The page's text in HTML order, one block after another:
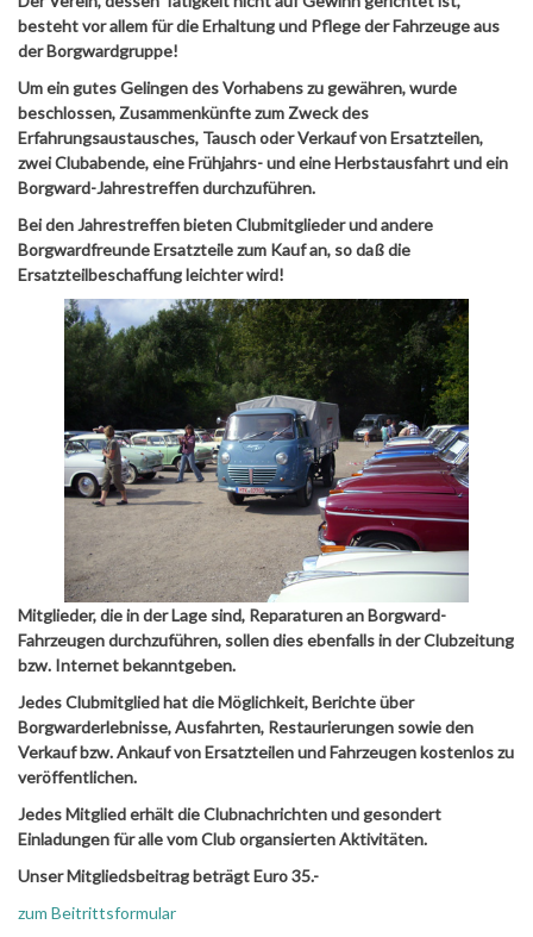
besteht vor allem für die Erhaltung und Pflege der Fahrzeuge aus
der Borgwardgruppe!
Um ein gutes Gelingen des Vorhabens zu gewähren, wurde
beschlossen, Zusammenkünfte zum Zweck des
Erfahrungsaustausches, Tausch oder Verkauf von Ersatzteilen,
zwei Clubabende, eine Frühjahrs- und eine Herbstausfahrt und ein
Borgward-Jahrestreffen durchzuführen.
Bei den Jahrestreffen bieten Clubmitglieder und andere
Borgwardfreunde Ersatzteile zum Kauf an, so daß die
Ersatzteilbeschaffung leichter wird!
Mitglieder, die in der Lage sind, Reparaturen an Borgward-
Fahrzeugen durchzuführen, sollen dies ebenfalls in der Clubzeitung
bzw. Internet bekanntgeben.
Jedes Clubmitglied hat die Möglichkeit, Berichte über
Borgwarderlebnisse, Ausfahrten, Restaurierungen sowie den
Verkauf bzw. Ankauf von Ersatzteilen und Fahrzeugen kostenlos zu
veröffentlichen.
Jedes Mitglied erhält die Clubnachrichten und gesondert
Einladungen für alle vom Club organsierten Aktivitäten.
Unser Mitgliedsbeitrag beträgt Euro 35.-
zum Beitrittsformular